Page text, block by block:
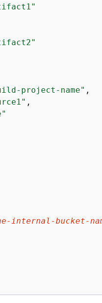
project-name" ,
,
internal-bucket-